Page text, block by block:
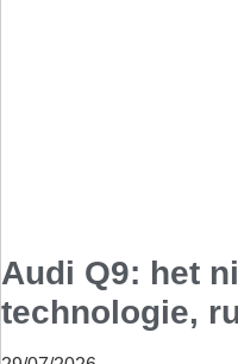
Audi Q9: het
technologie,